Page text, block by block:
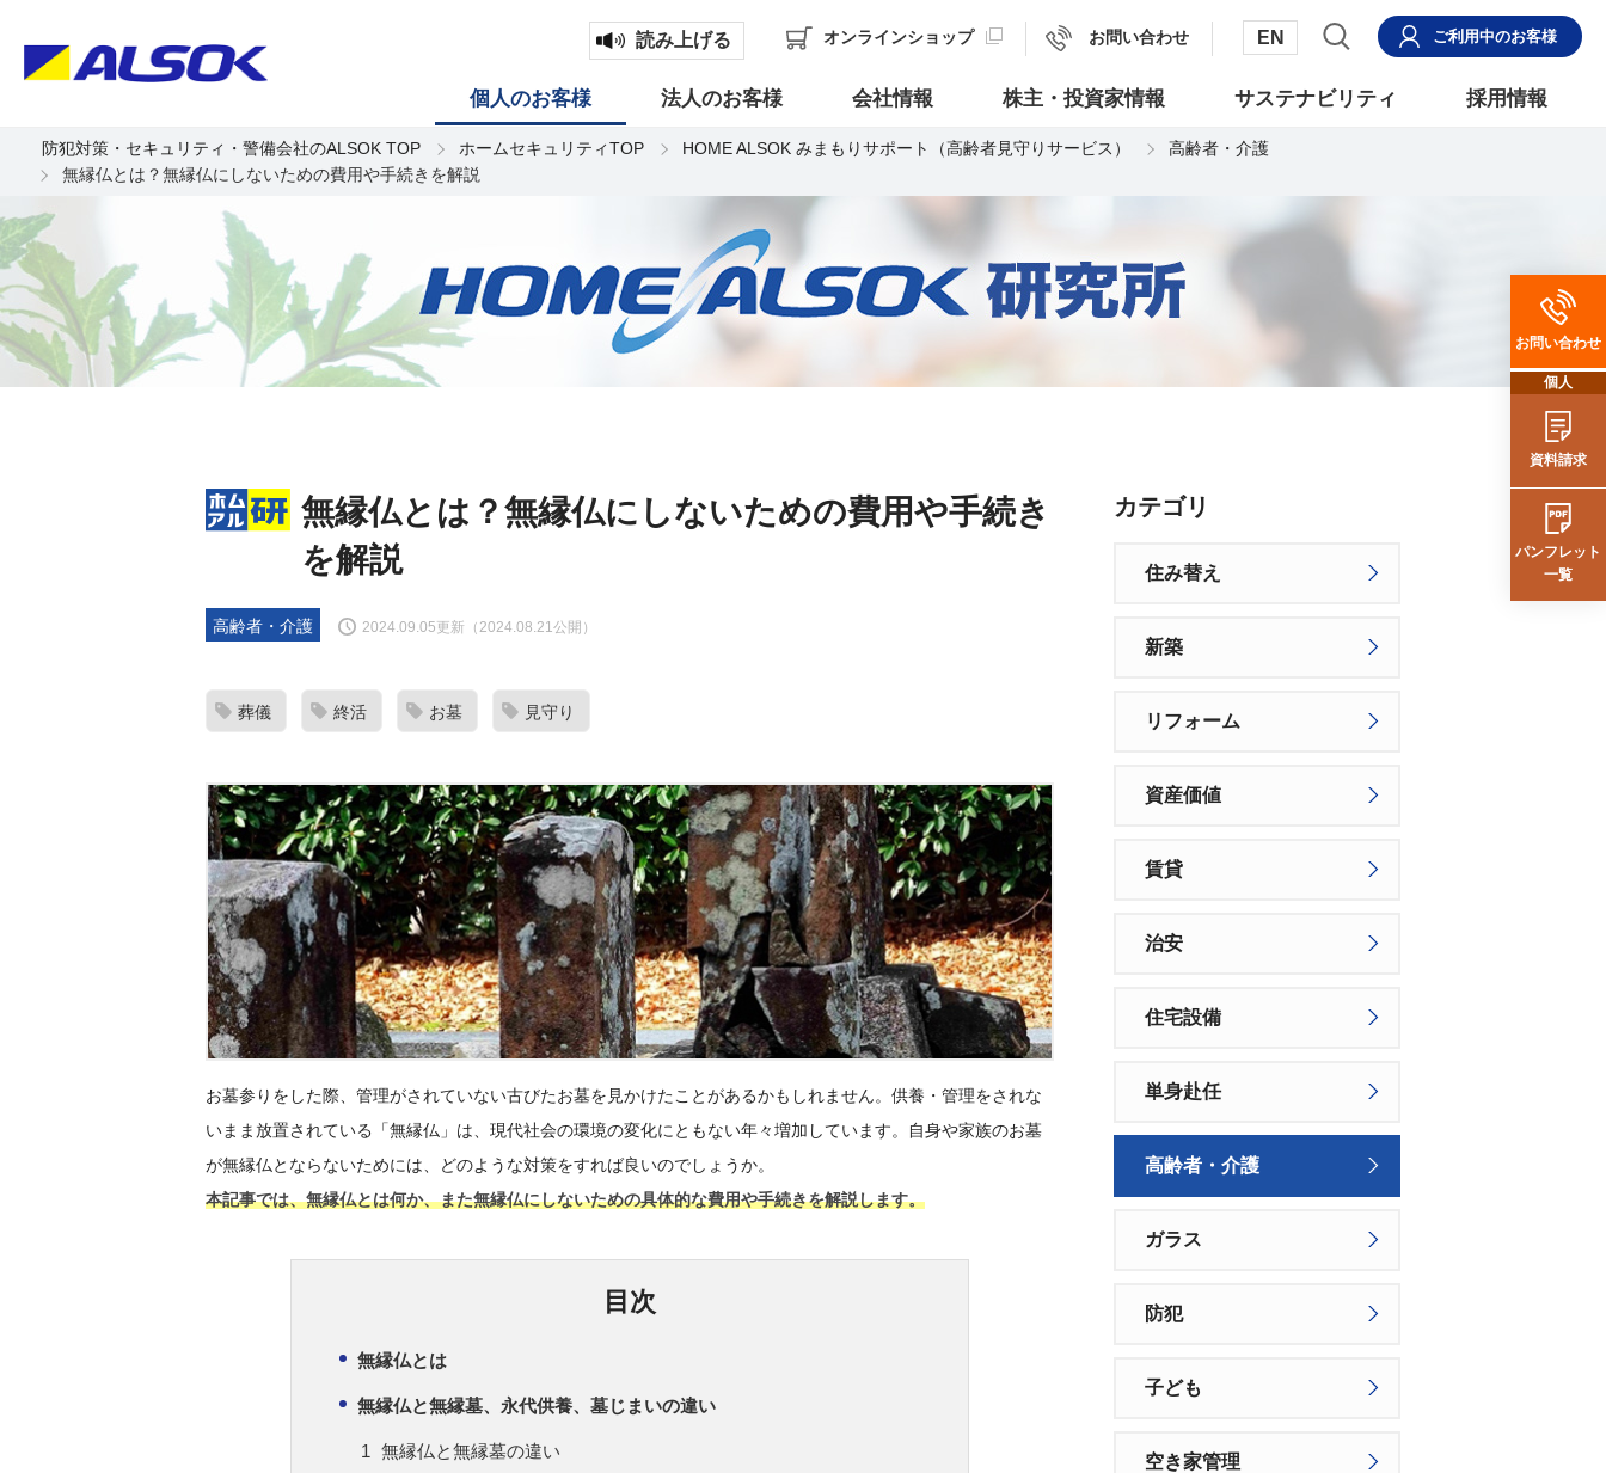
読み上げる オンラインショップ お問い合わせ EN ご利用中のお客様
個人のお客様 法人のお客様 会社情報 株主・投資家情報 サステナビリティ 採用情報
防犯対策・セキュリティ・警備会社のALSOK TOP ホームセキュリティTOP HOME ALSOK みまもりサポート（高齢者見守りサービス）
高齢者・介護
無縁仏とは？無縁仏にしないための費用や手続きを解説
無縁仏とは？無縁仏にしないための費用や手続き
を解説
高齢者・介護 2024.09.05更新（2024.08.21公開）
葬儀 終活 お墓 見守り
お墓参りをした際、管理がされていない古びたお墓を見かけたことがあるかもしれません。供養・管理をされな
いまま放置されている「無縁仏」は、現代社会の環境の変化にともない年々増加しています。自身や家族のお墓
が無縁仏とならないためには、どのような対策をすれば良いのでしょうか。
本記事では、無縁仏とは何か、また無縁仏にしないための具体的な費用や手続きを解説します。
目次
無縁仏とは
無縁仏と無縁墓、永代供養、墓じまいの違い
無縁仏と無縁墓の違い
カテゴリ
住み替え
新築
リフォーム
資産価値
賃貸
治安
住宅設備
単身赴任
高齢者・介護
ガラス
防犯
子ども
空き家管理
お問い合わせ
個人
資料請求
パンフレット
一覧